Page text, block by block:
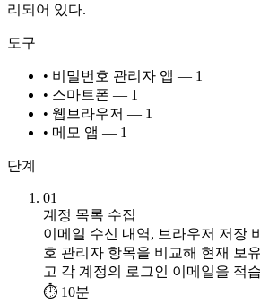
리되어 있다.
도구
• 비밀번호 관리자 앱 — 1
• 스마트폰 — 1
• 웹브라우저 — 1
• 메모 앱 — 1
단계
01
계정 목록 수집
이메일 수신 내역, 브라우저 저장
호 관리자 항목을 비교해 현재 보
고 각 계정의 로그인 이메일을 적
⏱ 10분